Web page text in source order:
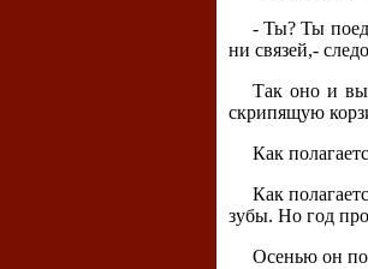
- Ты? Ты
ни связей,-
Так оно и
скрипящую
Как
Как
зубы. Но год
Осенью он